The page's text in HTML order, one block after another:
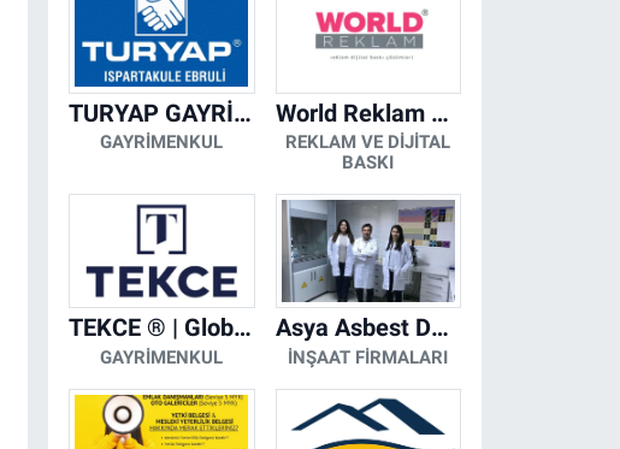
TURYAP GAYRİMENKUL DANIŞMANLIK HİZMETLERİ
GAYRIMENKUL
World Reklam Copy Center
REKLAM VE DIJITAL
BASKI
TEKCE ® | Global Gayrimenkul Şirketi
GAYRIMENKUL
Asya Asbest Danışmanlık - Asbest Söküm ve Asbest Raporu
İNŞAAT FIRMALARI